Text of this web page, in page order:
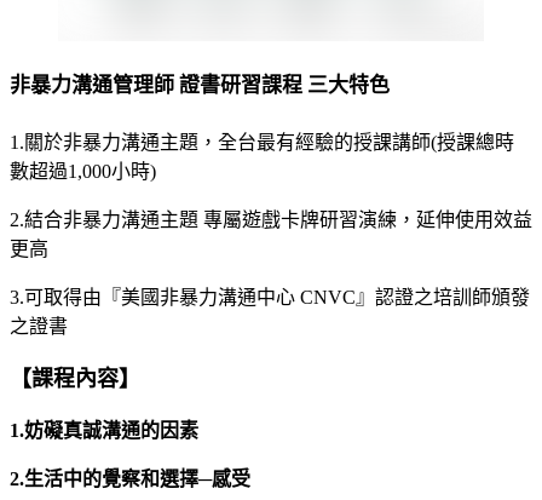
非暴力溝通管理師 證書研習課程 三大特色
1.關於非暴力溝通主題，全台最有經驗的授課講師(授課總時
數超過1,000小時)
2.結合非暴力溝通主題 專屬遊戲卡牌研習演練，延伸使用效益
更高
3.可取得由『美國非暴力溝通中心 CNVC』認證之培訓師頒發
之證書
【課程內容】
1.妨礙真誠溝通的因素
2.生活中的覺察和選擇─感受